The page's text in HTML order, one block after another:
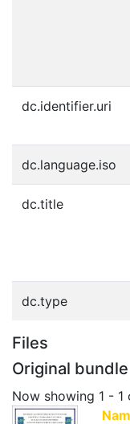
dc.identifier.uri
dc.language.iso
dc.title
dc.type
Files
Original bundle
Now showing 1 - 1